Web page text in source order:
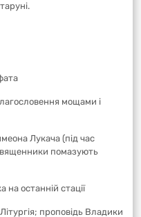
мощами і
Лукача (під час
помазують
на останній стації
проповідь Владики